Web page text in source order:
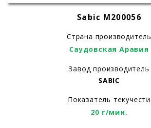
Sabic M200056
Страна производитель
Саудовская Аравия
Завод производитель
SABIC
Показатель текучести
20 г/мин.